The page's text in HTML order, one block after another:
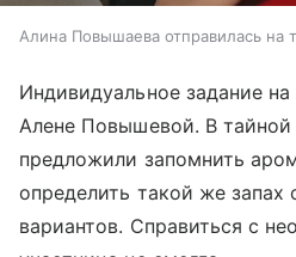
Алина Повышаева отправилась на
Индивидуальное задание на
Алене Повышевой. В тайной
предложили запомнить
определить такой же запах
вариантов. Справиться с